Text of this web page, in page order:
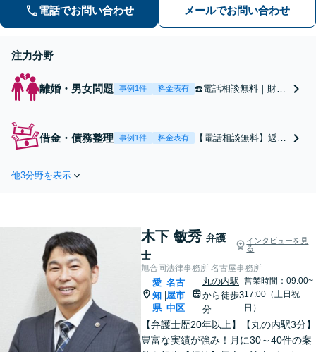
電話でお問い合わせ メールでお問い合わせ
注力分野
離婚・男女問題 事例1件 料金表有
☎️電話相談無料｜財産
与や慰謝料UPが見込
可】【WEB面談可】
借金・債務整理 事例1件 料金表有
【電話相談無料】返し
破産など、状況に合わ
いたします。法人の破
産にも対応【丸の内駅
3分】【祝日以外対応
可】【WEB面談可】
他3分野を表示
木下 敏秀 弁護
士
インタビューを見
る
旭合同法律事務所 名古屋事務所
愛
知
県
名古
屋市
中区
丸の内駅
から徒歩3
分
営業時間：09:00~
17:00（土日祝
日）
【弁護士歴20年以上】【丸の内駅3分】
豊富な実績が強み！月に30～40件の案